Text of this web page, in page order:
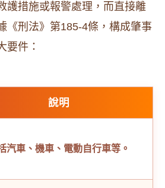
護措施或報警處理，而直接離
《刑法》第185-4條，構成肇事
要件：
說明
汽車、機車、電動自行車等。